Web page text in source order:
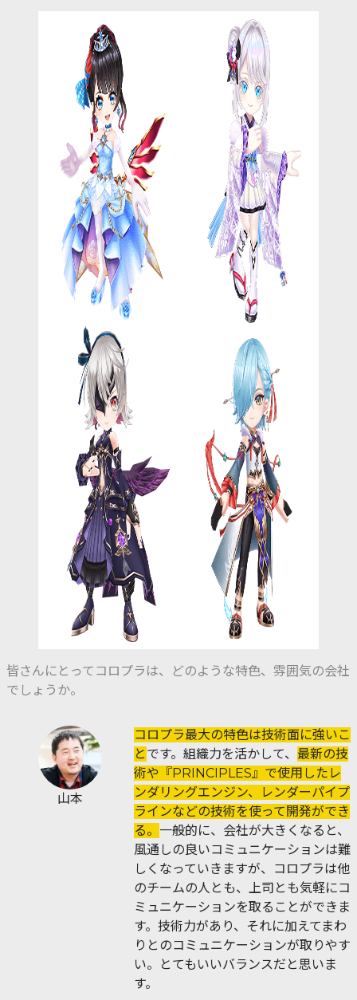
皆さんにとってコロプラは、どのような特色、雰囲気の会社
でしょうか。
山本
コロプラ最大の特色は技術面に強いこ
と です。組織力を活かして、 最新の技
術や『PRINCIPLES』で使用したレ
ンダリングエンジン、レンダーパイプ
ラインなどの技術を使って開発ができ
る。 一般的に、会社が大きくなると、
風通しの良いコミュニケーションは難
しくなっていきますが、コロプラは他
のチームの人とも、上司とも気軽にコ
ミュニケーションを取ることができま
す。技術力があり、それに加えてまわ
りとのコミュニケーションが取りやす
い。とてもいいバランスだと思いま
す。